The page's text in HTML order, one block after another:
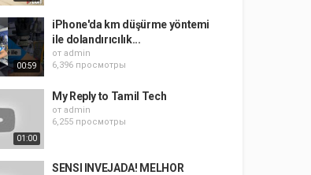
00:59
iPhone'da km düşürme yöntemi
ile dolandırıcılık...
от admin
6,396 просмотры
01:00
My Reply to Tamil Tech
от admin
6,255 просмотры
SENSI INVEJADA! MELHOR